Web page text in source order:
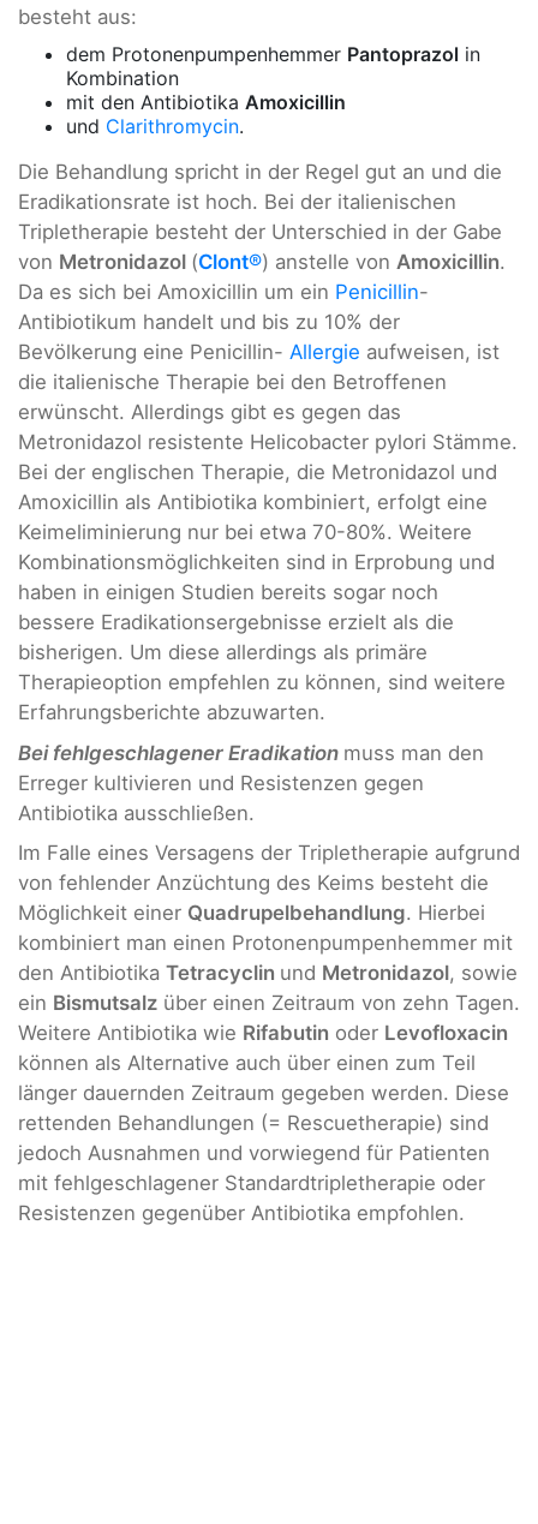
besteht aus:
dem Protonenpumpenhemmer Pantoprazol in
Kombination
mit den Antibiotika Amoxicillin
und Clarithromycin.
Die Behandlung spricht in der Regel gut an und die
Eradikationsrate ist hoch. Bei der italienischen
Tripletherapie besteht der Unterschied in der Gabe
von Metronidazol (Clont®) anstelle von Amoxicillin.
Da es sich bei Amoxicillin um ein Penicillin-
Antibiotikum handelt und bis zu 10% der
Bevölkerung eine Penicillin- Allergie aufweisen, ist
die italienische Therapie bei den Betroffenen
erwünscht. Allerdings gibt es gegen das
Metronidazol resistente Helicobacter pylori Stämme.
Bei der englischen Therapie, die Metronidazol und
Amoxicillin als Antibiotika kombiniert, erfolgt eine
Keimeliminierung nur bei etwa 70-80%. Weitere
Kombinationsmöglichkeiten sind in Erprobung und
haben in einigen Studien bereits sogar noch
bessere Eradikationsergebnisse erzielt als die
bisherigen. Um diese allerdings als primäre
Therapieoption empfehlen zu können, sind weitere
Erfahrungsberichte abzuwarten.
Bei fehlgeschlagener Eradikation muss man den
Erreger kultivieren und Resistenzen gegen
Antibiotika ausschließen.
Im Falle eines Versagens der Tripletherapie aufgrund
von fehlender Anzüchtung des Keims besteht die
Möglichkeit einer Quadrupelbehandlung. Hierbei
kombiniert man einen Protonenpumpenhemmer mit
den Antibiotika Tetracyclin und Metronidazol, sowie
ein Bismutsalz über einen Zeitraum von zehn Tagen.
Weitere Antibiotika wie Rifabutin oder Levofloxacin
können als Alternative auch über einen zum Teil
länger dauernden Zeitraum gegeben werden. Diese
rettenden Behandlungen (= Rescuetherapie) sind
jedoch Ausnahmen und vorwiegend für Patienten
mit fehlgeschlagener Standardtripletherapie oder
Resistenzen gegenüber Antibiotika empfohlen.